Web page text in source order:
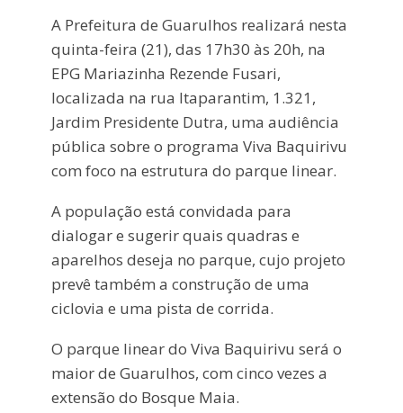
A Prefeitura de Guarulhos realizará nesta
quinta-feira (21), das 17h30 às 20h, na
EPG Mariazinha Rezende Fusari,
localizada na rua Itaparantim, 1.321,
Jardim Presidente Dutra, uma audiência
pública sobre o programa Viva Baquirivu
com foco na estrutura do parque linear.
A população está convidada para
dialogar e sugerir quais quadras e
aparelhos deseja no parque, cujo projeto
prevê também a construção de uma
ciclovia e uma pista de corrida.
O parque linear do Viva Baquirivu será o
maior de Guarulhos, com cinco vezes a
extensão do Bosque Maia.